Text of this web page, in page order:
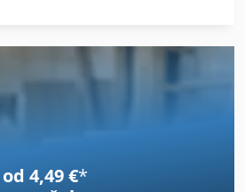
4,49 €*